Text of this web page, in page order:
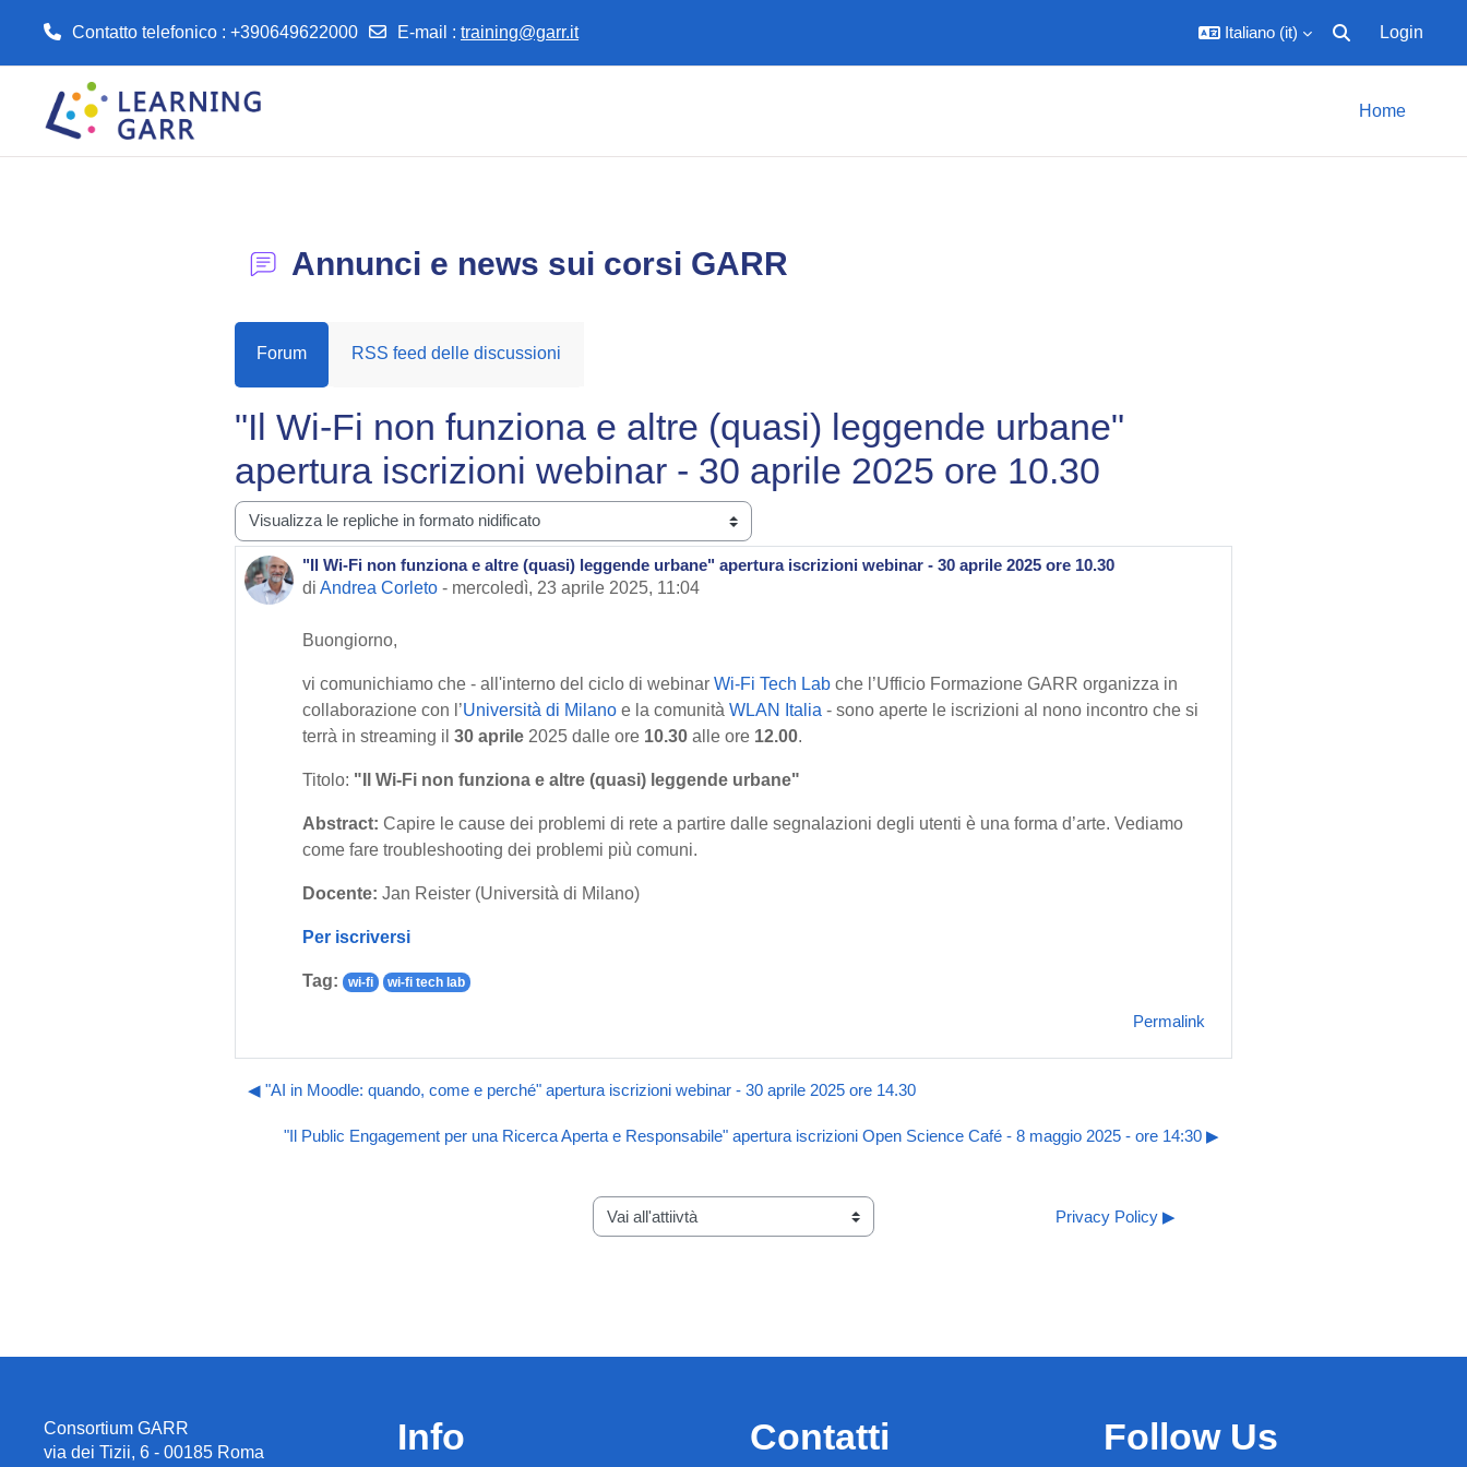
Contatto telefonico : +390649622000 E-mail : training@garr.it Italiano ‎(it)‎
Attiva/disattiva
Login
Home
Annunci e news sui corsi GARR
Forum RSS feed delle discussioni
"Il Wi-Fi non funziona e altre (quasi) leggende urbane"
apertura iscrizioni webinar - 30 aprile 2025 ore 10.30
Modalità visualizzazione
"Il Wi-Fi non funziona e altre (quasi) leggende urbane" apertura iscrizioni webinar - 30 aprile 2025 ore 10.30
di Andrea Corleto - mercoledì, 23 aprile 2025, 11:04
Numero di risposte: 0
Buongiorno,
vi comunichiamo che - all'interno del ciclo di webinar Wi-Fi Tech Lab che l’Ufficio Formazione GARR organizza in
collaborazione con l’Università di Milano e la comunità WLAN Italia - sono aperte le iscrizioni al nono incontro che si
terrà in streaming il 30 aprile 2025 dalle ore 10.30 alle ore 12.00.
Titolo: "Il Wi-Fi non funziona e altre (quasi) leggende urbane"
Abstract: Capire le cause dei problemi di rete a partire dalle segnalazioni degli utenti è una forma d’arte. Vediamo
come fare troubleshooting dei problemi più comuni.
Docente: Jan Reister (Università di Milano)
Per iscriversi
Tag: wi-fi wi-fi tech lab
Permalink
◀︎ "AI in Moodle: quando, come e perché" apertura iscrizioni webinar - 30 aprile 2025 ore 14.30
"Il Public Engagement per una Ricerca Aperta e Responsabile" apertura iscrizioni Open Science Café - 8 maggio 2025 - ore 14:30 ▶︎
Vai all'attiivtà
Privacy Policy ▶︎
Consortium GARR
via dei Tizii, 6 - 00185 Roma
Info Contatti Follow Us